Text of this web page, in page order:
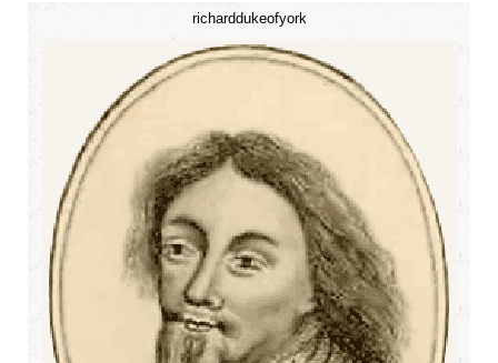
richarddukeofyork